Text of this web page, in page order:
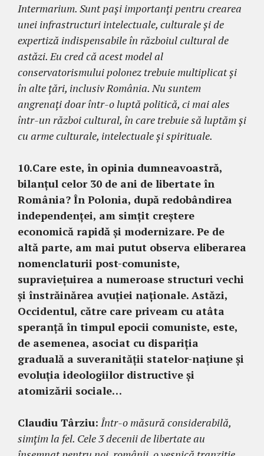
Intermarium. Sunt pași importanți pentru crearea
unei infrastructuri intelectuale, culturale și de
expertiză indispensabile în războiul cultural de
astăzi. Eu cred că acest model al
conservatorismului polonez trebuie multiplicat și
în alte țări, inclusiv România. Nu suntem
angrenați doar într-o luptă politică, ci mai ales
într-un război cultural, în care trebuie să luptăm și
cu arme culturale, intelectuale și spirituale.
10.Care este, în opinia dumneavoastră,
bilanțul celor 30 de ani de libertate în
România? În Polonia, după redobândirea
independenței, am simțit creștere
economică rapidă și modernizare. Pe de
altă parte, am mai putut observa eliberarea
nomenclaturii post-comuniste,
supraviețuirea a numeroase structuri vechi
și înstrăinărea avuției naționale. Astăzi,
Occidentul, către care priveam cu atâta
speranță în timpul epocii comuniste, este,
de asemenea, asociat cu dispariția
graduală a suveranității statelor-națiune și
evoluția ideologiilor distructive și
atomizării sociale…
Claudiu Târziu: Într-o măsură considerabilă,
simțim la fel. Cele 3 decenii de libertate au